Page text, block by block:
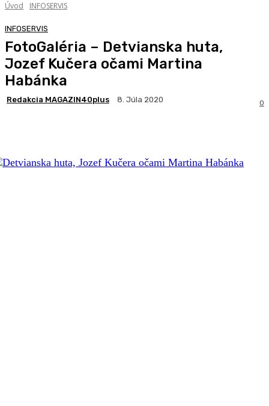
Úvod INFOSERVIS
INFOSERVIS
FotoGaléria – Detvianska huta,
Jozef Kučera očami Martina
Habánka
Redakcia MAGAZIN40plus 8. Júla 2020 0